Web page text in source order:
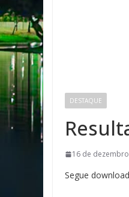
DESTAQUE
16 de
Segue